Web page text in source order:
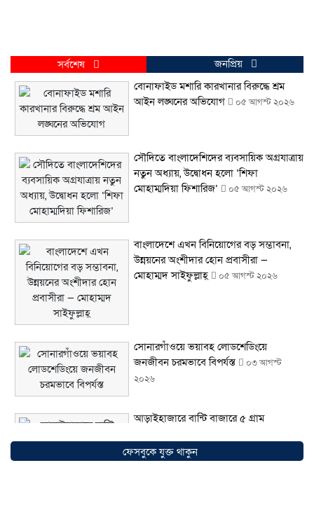
সর্বশেষ
জনপ্রিয়
বোনাফাইড মশারি কারখানার বিরুদ্ধে শ্রম
আইন লঙ্ঘনের অভিযোগ
০৫ আগস্ট ২০২৬
সৌদিতে বাংলাদেশিদের ব্যবসায়িক অগ্রযাত্রায়
নতুন অধ্যায়, উদ্বোধন হলো ‘শিফা
মোহাম্মদিয়া ফিশারিজ’
০৫ আগস্ট ২০২৬
বাংলাদেশে এখন বিনিয়োগের বড় সম্ভাবনা,
উন্নয়নের অংশীদার হোন প্রবাসীরা —
মোহাম্মদ সাইফুল্লাহ্
০৫ আগস্ট ২০২৬
সোনারগাঁওয়ে ভয়াবহ লোডশেডিংয়ে
জনজীবন চরমভাবে বিপর্যস্ত
০৩ আগস্ট
২০২৬
আড়াইহাজারে বান্টি বাজারে ৫ গ্রাম
ফেসবুকে যুক্ত থাকুন